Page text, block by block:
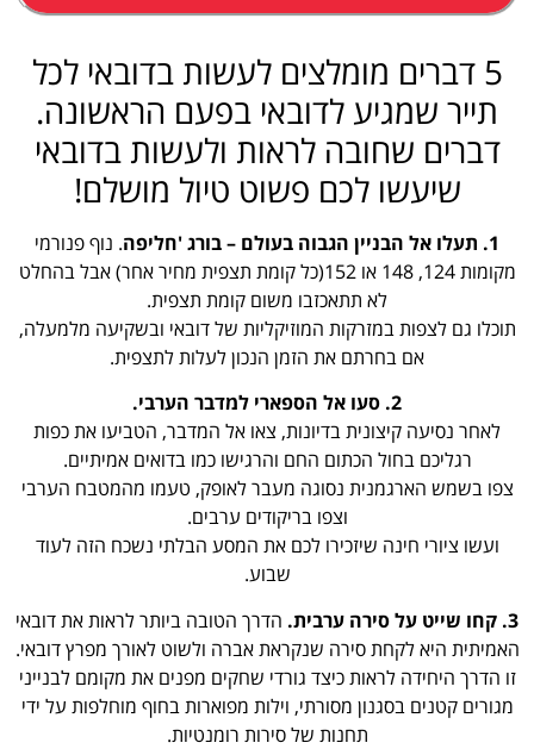
5 דברים מומלצים לעשות בדובאי לכל
תייר שמגיע לדובאי בפעם הראשונה.
דברים שחובה לראות ולעשות בדובאי
שיעשו לכם פשוט טיול מושלם!
1. תעלו אל הבניין הגבוה בעולם – בורג 'חליפה
. נוף פנורמי
מקומות 124, 148 או 152(כל קומת תצפית מחיר אחר) אבל בהחלט
לא תתאכזבו משום קומת תצפית.
תוכלו גם לצפות במזרקות המוזיקליות של דובאי ובשקיעה מלמעלה,
אם בחרתם את הזמן הנכון לעלות לתצפית.
2. סעו אל הספארי למדבר הערבי.
לאחר נסיעה קיצונית בדיונות, צאו אל המדבר, הטביעו את כפות
רגליכם בחול הכתום החם והרגישו כמו בדואים אמיתיים.
צפו בשמש הארגמנית נסוגה מעבר לאופק, טעמו מהמטבח הערבי
וצפו בריקודים ערבים.
ועשו ציורי חינה שיזכירו לכם את המסע הבלתי נשכח הזה לעוד
שבוע.
3. קחו שייט על סירה ערבית.
הדרך הטובה ביותר לראות את דובאי
האמיתית היא לקחת סירה שנקראת אברה ולשוט לאורך מפרץ דובאי.
זו הדרך היחידה לראות כיצד גורדי שחקים מפנים את מקומם לבנייני
מגורים קטנים בסגנון מסורתי, וילות מפוארות בחוף מוחלפות על ידי
תחנות של סירות רומנטיות.